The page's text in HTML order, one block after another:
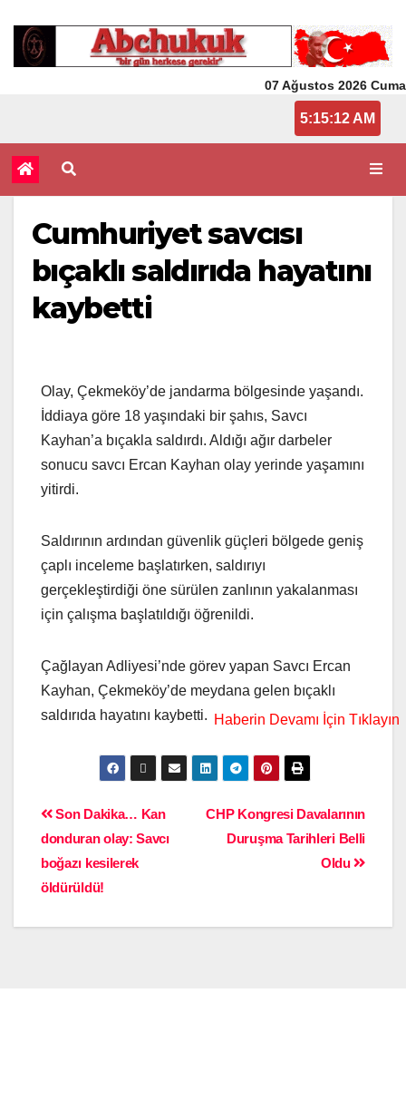
07 Ağustos 2026 Cuma
5:15:12 AM
Cumhuriyet savcısı
bıçaklı saldırıda hayatını
kaybetti
Olay, Çekmeköy’de jandarma bölgesinde yaşandı.
İddiaya göre 18 yaşındaki bir şahıs, Savcı
Kayhan’a bıçakla saldırdı. Aldığı ağır darbeler
sonucu savcı Ercan Kayhan olay yerinde yaşamını
yitirdi.
Saldırının ardından güvenlik güçleri bölgede geniş
çaplı inceleme başlatırken, saldırıyı
gerçekleştirdiği öne sürülen zanlının yakalanması
için çalışma başlatıldığı öğrenildi.
Çağlayan Adliyesi’nde görev yapan Savcı Ercan
Kayhan, Çekmeköy’de meydana gelen bıçaklı
saldırıda hayatını kaybetti.
CHP Kongresi Davalarının
Duruşma Tarihleri Belli
Oldu
Son Dakika… Kan
donduran olay: Savcı
boğazı kesilerek
öldürüldü!